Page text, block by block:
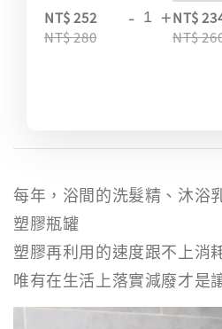
NT$ 252
NT$ 280
- +NT$
NT$
每年，浴間的洗髮精、沐浴
塑膠瓶罐
塑膠再利用的速度跟不上消
唯有在生活上落實減廢才是